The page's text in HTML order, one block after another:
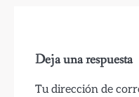
Deja una respuesta
Tu dirección de